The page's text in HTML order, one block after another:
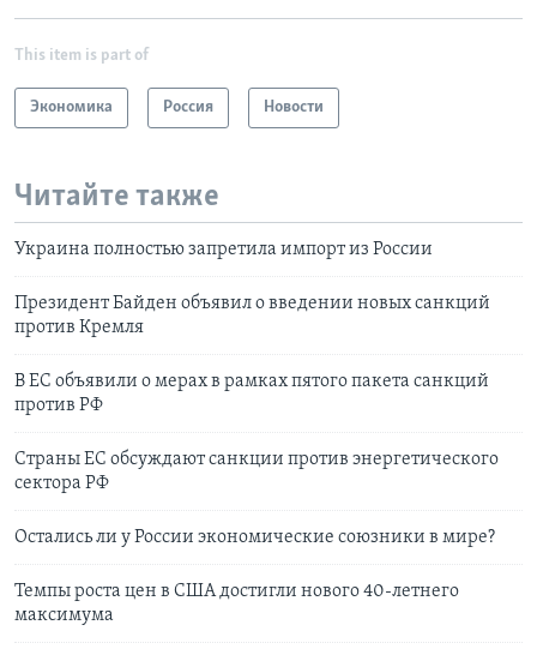
This item is part of
Экономика Россия Новости
Читайте также
Украина полностью запретила импорт из России
Президент Байден объявил о введении новых санкций
против Кремля
В ЕС объявили о мерах в рамках пятого пакета санкций
против РФ
Страны ЕС обсуждают санкции против энергетического
сектора РФ
Остались ли у России экономические союзники в мире?
Темпы роста цен в США достигли нового 40-летнего
максимума